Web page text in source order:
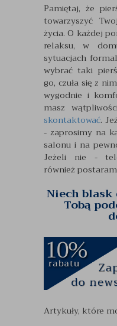
Pamiętaj, że
towarzyszyć
życia. O każdej
relaksu, w
sytuacjach
wybrać taki
go, czuła się z
wygodnie i
masz
skontaktować.
- zaprosimy na
salonu i na
Jeżeli nie -
również
Niech blask
Tobą
Artykuły, które